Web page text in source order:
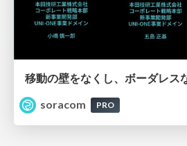
soracom
PRO